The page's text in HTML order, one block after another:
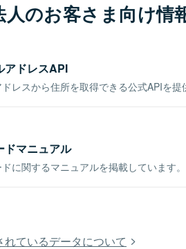
人のお客さま向け情
アドレスAPI
レスから住所を取得できる公式APIを提
ドマニュアル
に関するマニュアルを掲載しています。
ているデータについて